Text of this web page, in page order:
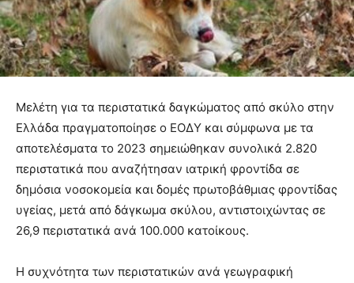
Μελέτη για τα περιστατικά δαγκώματος από σκύλο στην
Ελλάδα πραγματοποίησε ο ΕΟΔΥ και σύμφωνα με τα
αποτελέσματα το 2023 σημειώθηκαν συνολικά 2.820
περιστατικά που αναζήτησαν ιατρική φροντίδα σε
δημόσια νοσοκομεία και δομές πρωτοβάθμιας φροντίδας
υγείας, μετά από δάγκωμα σκύλου, αντιστοιχώντας σε
26,9 περιστατικά ανά 100.000 κατοίκους.
Η συχνότητα των περιστατικών ανά γεωγραφική